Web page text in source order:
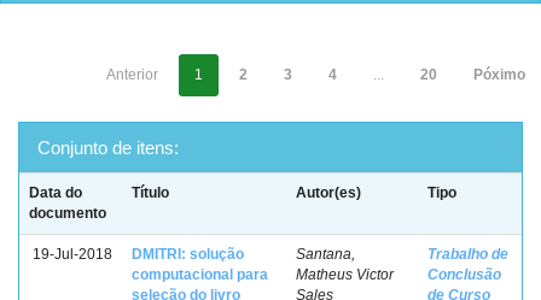
Anterior 1 2 3 4 ... 20 Póximo
Conjunto de itens:
Data do
documento
Título Autor(es) Tipo
19-Jul-2018
DMITRI: solução
computacional para
seleção do livro
Santana,
Matheus Victor
Sales
Trabalho de
Conclusão
de Curso